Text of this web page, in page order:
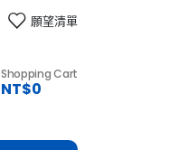
願望清單
Shopping Cart
NT$0